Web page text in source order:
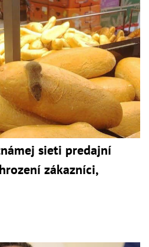
sieti predajní
zákazníci,